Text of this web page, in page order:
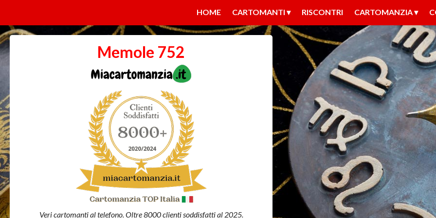
HOME CARTOMANTI RISCONTRI CARTOMANZIA
Memole 752
Veri cartomanti al telefono. Oltre 8000 clienti soddisfatti al 2025.